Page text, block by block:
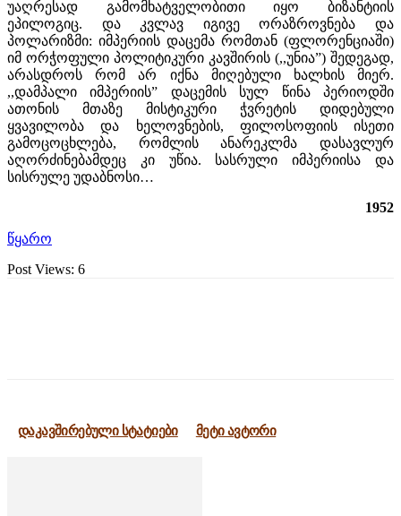
უაღრესად გამომხატველობითი იყო ბიზანტიის
ეპილოგიც. და კვლავ იგივე ორაზროვნება და
პოლარიზმი: იმპერიის დაცემა რომთან (ფლორენციაში)
იმ ორჭოფული პოლიტიკური კავშირის (,,უნია”) შედეგად,
არასდროს რომ არ იქნა მიღებული ხალხის მიერ.
,,დამპალი იმპერიის” დაცემის სულ წინა პერიოდში
ათონის მთაზე მისტიკური ჭვრეტის დიდებული
ყვავილობა და ხელოვნების, ფილოსოფიის ისეთი
გამოცოცხლება, რომლის ანარეკლმა დასავლურ
აღორძინებამდეც კი უწია. სასრული იმპერიისა და
სისრულე უდაბნოსი…
1952
წყარო
Post Views: 6
დაკავშირებული სტატიები მეტი ავტორი